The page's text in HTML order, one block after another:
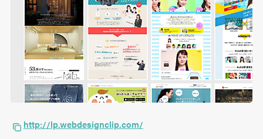
http://lp.webdesignclip.com/